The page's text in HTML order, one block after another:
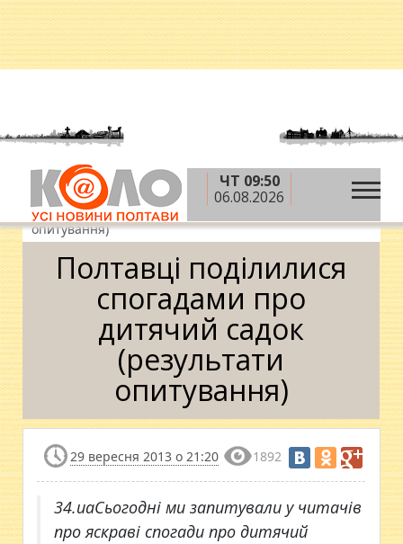
ЧТ 09:50
06.08.2026
Головна » Новини »
Полтавці поділилися
спогадами про дитячий садок (результати
опитування)
Полтавці поділилися
спогадами про
дитячий садок
(результати
опитування)
29 вересня 2013 о 21:20 1892
34.uaСьогодні ми запитували у читачів
про яскраві спогади про дитячий